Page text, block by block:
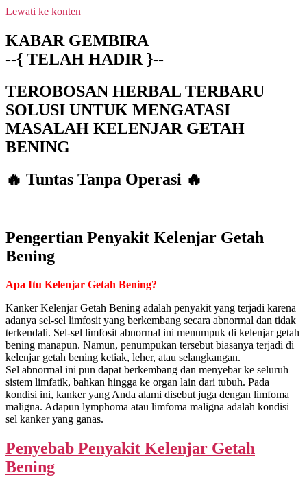
Lewati ke konten
KABAR GEMBIRA
--{ TELAH HADIR }--
TEROBOSAN HERBAL TERBARU
SOLUSI UNTUK MENGATASI
MASALAH KELENJAR GETAH
BENING
🔥 Tuntas Tanpa Operasi 🔥
Pengertian Penyakit Kelenjar Getah
Bening
Apa Itu Kelenjar Getah Bening?
Kanker Kelenjar Getah Bening adalah penyakit yang terjadi karena
adanya sel-sel limfosit yang berkembang secara abnormal dan tidak
terkendali. Sel-sel limfosit abnormal ini menumpuk di kelenjar getah
bening manapun. Namun, penumpukan tersebut biasanya terjadi di
kelenjar getah bening ketiak, leher, atau selangkangan.
Sel abnormal ini pun dapat berkembang dan menyebar ke seluruh
sistem limfatik, bahkan hingga ke organ lain dari tubuh. Pada
kondisi ini, kanker yang Anda alami disebut juga dengan limfoma
maligna. Adapun lymphoma atau limfoma maligna adalah kondisi
sel kanker yang ganas.
Penyebab Penyakit Kelenjar Getah
Bening
NEW PROMO !! BAYAR SETELAH
INDONESIA KLIK PESAN SEKARANG
(NON COD - TRANSFER SETELAH
SAMPAI KE REKENING KAMI)